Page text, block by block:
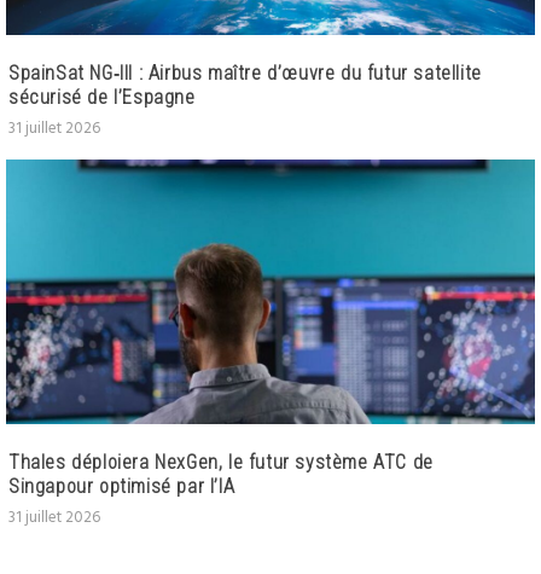
SpainSat NG‑III : Airbus maître d’œuvre du futur satellite
sécurisé de l’Espagne
31 juillet 2026
Thales déploiera NexGen, le futur système ATC de
Singapour optimisé par l’IA
31 juillet 2026